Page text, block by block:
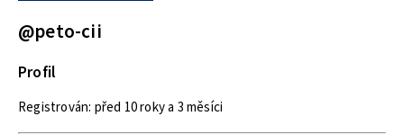
@peto-cii
Profil
Registrován: před 10 roky a 3 měsíci